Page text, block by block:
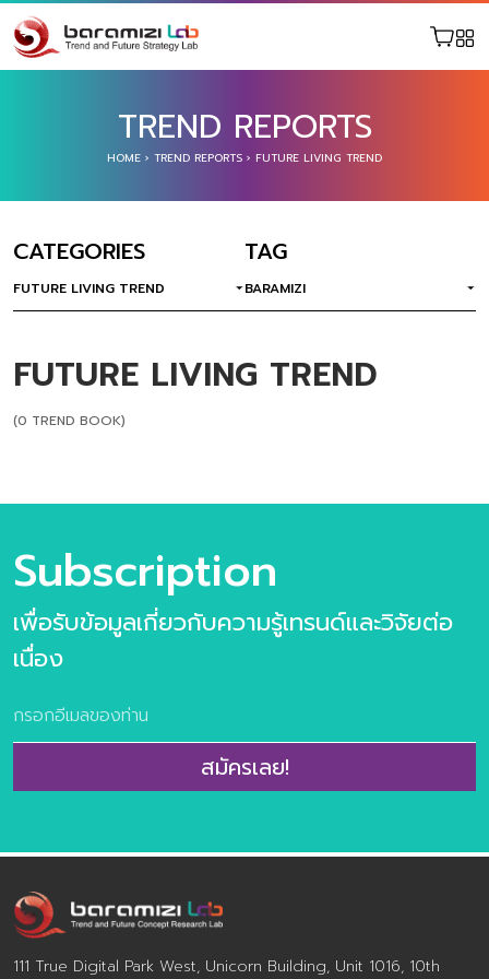
TREND REPORTS
HOME › TREND REPORTS › FUTURE LIVING TREND
CATEGORIES
FUTURE LIVING TREND
TAG
BARAMIZI
FUTURE LIVING TREND
(0 TREND BOOK)
Subscription
เพื่อรับข้อมูลเกี่ยวกับความรู้เทรนด์และวิจัยต่อ
เนื่อง
สมัครเลย!
111 True Digital Park West, Unicorn Building, Unit 1016, 10th